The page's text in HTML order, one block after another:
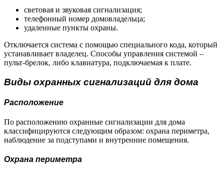
световая и звуковая сигнализация;
телефонный номер домовладельца;
удаленные пункты охраны.
Отключается система с помощью специального кода, который
устанавливает владелец. Способы управления системой –
пульт-брелок, либо клавиатура, подключаемая к плате.
Виды охранных сигнализаций для дома
Расположение
По расположению охранные сигнализации для дома
классифицируются следующим образом: охрана периметра,
наблюдение за подступами и внутренние помещения.
Охрана периметра